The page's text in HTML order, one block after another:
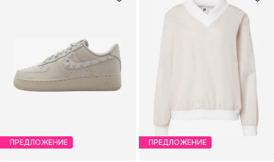
ПРЕДЛОЖЕНИЕ ПРЕДЛОЖЕНИЕ